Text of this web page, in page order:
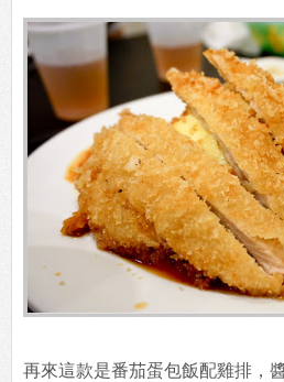
再來這款是番茄蛋包飯配雞排，